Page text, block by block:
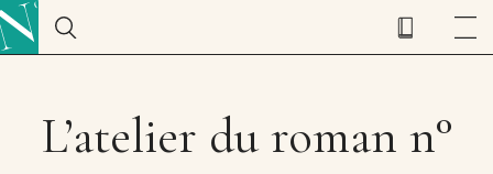
L’atelier du roman n°